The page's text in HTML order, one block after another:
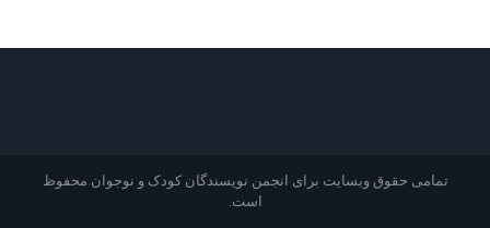
تمامی حقوق وبسایت برای انجمن نویسندگان کودک و نوجوان محفوظ
است.